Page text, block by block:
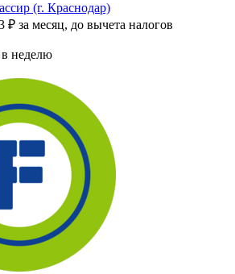
(г. Краснодар)
₽ за месяц, до вычета налогов
неделю